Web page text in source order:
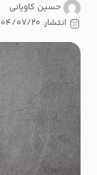
حسین کاویانی
انتشار: ۱۴۰۴/۰۷/۲۰